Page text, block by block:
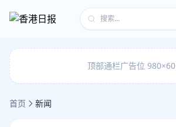
顶部通栏广告位 980×60
首页 新闻